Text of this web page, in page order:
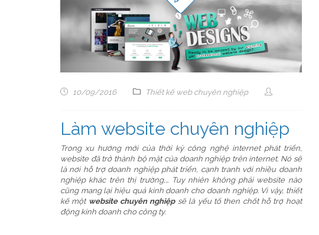
10/09/2016 Thiết kế web chuyên nghiệp
Làm website chuyên nghiệp
Trong xu hướng mới của thời kỳ công nghệ internet phát triển,
website đã trở thành bộ mặt của doanh nghiệp trên internet. Nó sẽ
là nơi hỗ trợ doanh nghiệp phát triển, cạnh tranh với nhiều doanh
nghiệp khác trên thị trường,… Tuy nhiên không phải website nào
cũng mang lại hiệu quả kinh doanh cho doanh nghiệp. Vì vậy, thiết
kế một website chuyên nghiệpsẽ là yếu tố then chốt hỗ trợ hoạt
động kinh doanh cho công ty.